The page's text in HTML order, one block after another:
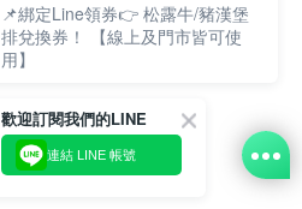
📌綁定Line領券👉 松露牛/豬漢堡
排兌換券！ 【線上及門市皆可使
用】
歡迎訂閱我們的LINE
連結 LINE 帳號